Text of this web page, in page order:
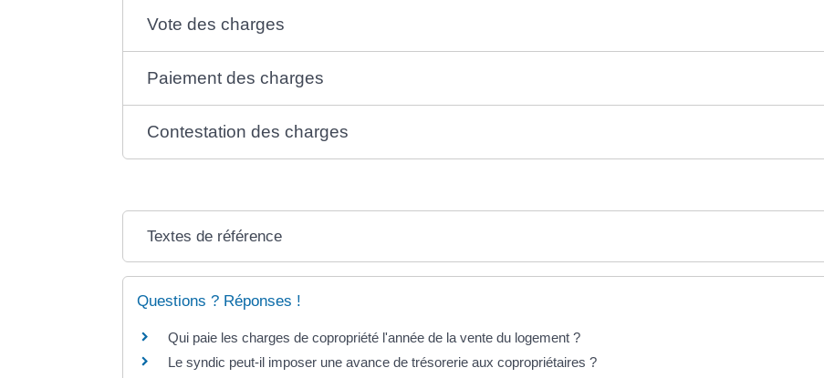
Vote des charges
Paiement des charges
Contestation des charges
Textes de référence
Questions ? Réponses !
Qui paie les charges de copropriété l'année de la vente du logement ?
Le syndic peut-il imposer une avance de trésorerie aux copropriétaires ?